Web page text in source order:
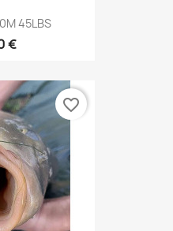
45LBS
€
favorite_border